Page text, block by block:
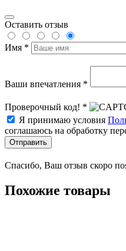
Оставить отзыв
Имя *
Ваши впечатления *
Проверочный код! *
Я принимаю условия
соглашаюсь на обработку
Отправить
Спасибо, Ваш отзыв скоро
Похожие товары